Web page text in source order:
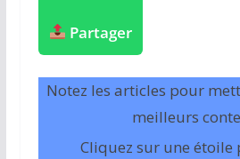
Partager
Notez les articles pour
meilleurs
Cliquez sur une étoile